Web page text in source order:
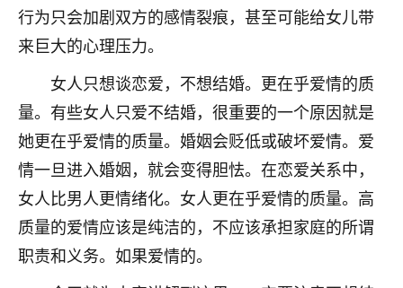
行为只会加剧双方的感情裂痕，甚至可能给女儿带
来巨大的心理压力。
女人只想谈恋爱，不想结婚。更在乎爱情的质
量。有些女人只爱不结婚，很重要的一个原因就是
她更在乎爱情的质量。婚姻会贬低或破坏爱情。爱
情一旦进入婚姻，就会变得胆怯。在恋爱关系中，
女人比男人更情绪化。女人更在乎爱情的质量。高
质量的爱情应该是纯洁的，不应该承担家庭的所谓
职责和义务。如果爱情的。
优秀的张同学
老师收徒吗？？我对这些很感兴趣